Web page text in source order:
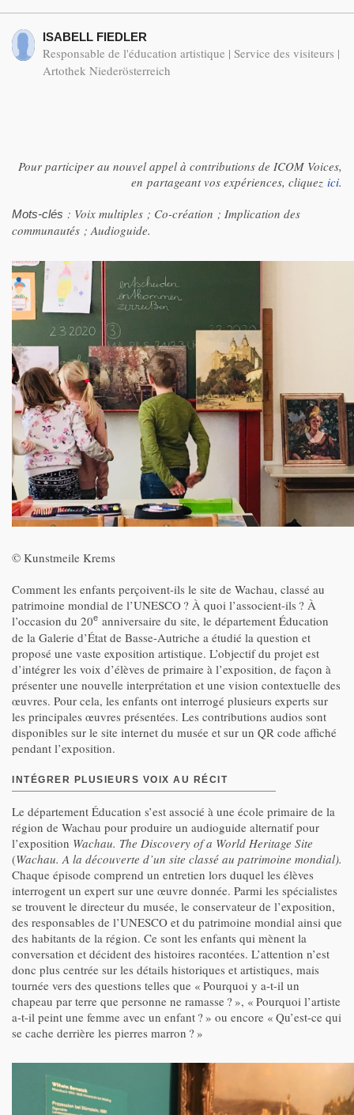
ISABELL FIEDLER
Responsable de l'éducation artistique | Service des visiteurs |
Artothek Niederösterreich
Pour participer au nouvel appel à contributions de ICOM Voices,
en partageant vos expériences, cliquez ici.
Mots-clés : Voix multiples ; Co-création ; Implication des
communautés ; Audioguide.
© Kunstmeile Krems
Comment les enfants perçoivent-ils le site de Wachau, classé au
patrimoine mondial de l’UNESCO ? À quoi l’associent-ils ? À
l’occasion du 20e anniversaire du site, le département Éducation
de la Galerie d’État de Basse-Autriche a étudié la question et
proposé une vaste exposition artistique. L’objectif du projet est
d’intégrer les voix d’élèves de primaire à l’exposition, de façon à
présenter une nouvelle interprétation et une vision contextuelle des
œuvres. Pour cela, les enfants ont interrogé plusieurs experts sur
les principales œuvres présentées. Les contributions audios sont
disponibles sur le site internet du musée et sur un QR code affiché
pendant l’exposition.
INTÉGRER PLUSIEURS VOIX AU RÉCIT
Le département Éducation s’est associé à une école primaire de la
région de Wachau pour produire un audioguide alternatif pour
l’exposition Wachau. The Discovery of a World Heritage Site
(Wachau. A la découverte d’un site classé au patrimoine mondial).
Chaque épisode comprend un entretien lors duquel les élèves
interrogent un expert sur une œuvre donnée. Parmi les spécialistes
se trouvent le directeur du musée, le conservateur de l’exposition,
des responsables de l’UNESCO et du patrimoine mondial ainsi que
des habitants de la région. Ce sont les enfants qui mènent la
conversation et décident des histoires racontées. L’attention n’est
donc plus centrée sur les détails historiques et artistiques, mais
tournée vers des questions telles que « Pourquoi y a-t-il un
chapeau par terre que personne ne ramasse ? », « Pourquoi l’artiste
a-t-il peint une femme avec un enfant ? » ou encore « Qu’est-ce qui
se cache derrière les pierres marron ? »